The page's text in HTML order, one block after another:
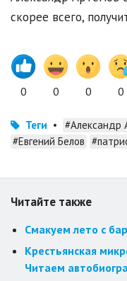
скорее всего,
0 0 0 0
Теги • #Александр
#Евгений Белов
Читайте также
Смакуем лето с
Крестьянская
Читаем